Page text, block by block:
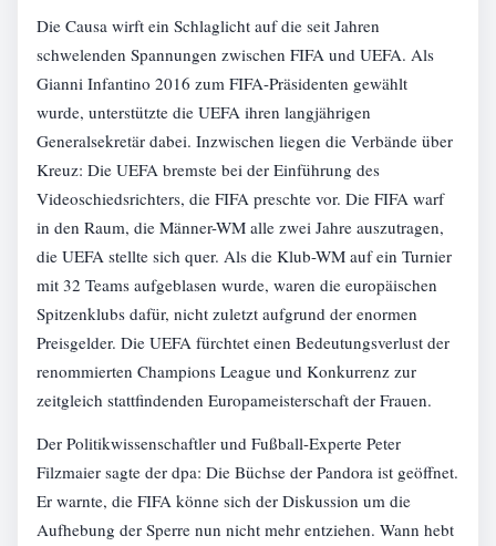
Die Causa wirft ein Schlaglicht auf die seit Jahren
schwelenden Spannungen zwischen FIFA und UEFA. Als
Gianni Infantino 2016 zum FIFA-Präsidenten gewählt
wurde, unterstützte die UEFA ihren langjährigen
Generalsekretär dabei. Inzwischen liegen die Verbände über
Kreuz: Die UEFA bremste bei der Einführung des
Videoschiedsrichters, die FIFA preschte vor. Die FIFA warf
in den Raum, die Männer-WM alle zwei Jahre auszutragen,
die UEFA stellte sich quer. Als die Klub-WM auf ein Turnier
mit 32 Teams aufgeblasen wurde, waren die europäischen
Spitzenklubs dafür, nicht zuletzt aufgrund der enormen
Preisgelder. Die UEFA fürchtet einen Bedeutungsverlust der
renommierten Champions League und Konkurrenz zur
zeitgleich stattfindenden Europameisterschaft der Frauen.
Der Politikwissenschaftler und Fußball-Experte Peter
Filzmaier sagte der dpa: Die Büchse der Pandora ist geöffnet.
Er warnte, die FIFA könne sich der Diskussion um die
Aufhebung der Sperre nun nicht mehr entziehen. Wann hebt